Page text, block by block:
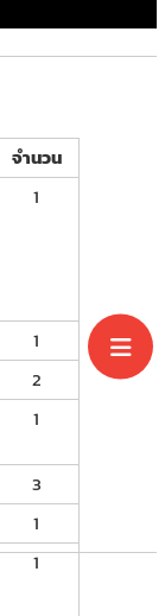
จำนวน
1
1
2
1
3
1
1